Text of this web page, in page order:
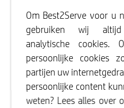
Om Best2Serve voor u
gebruiken wij
analytische cookies.
persoonlijke cookies
partijen uw
persoonlijke content
weten? Lees alles over